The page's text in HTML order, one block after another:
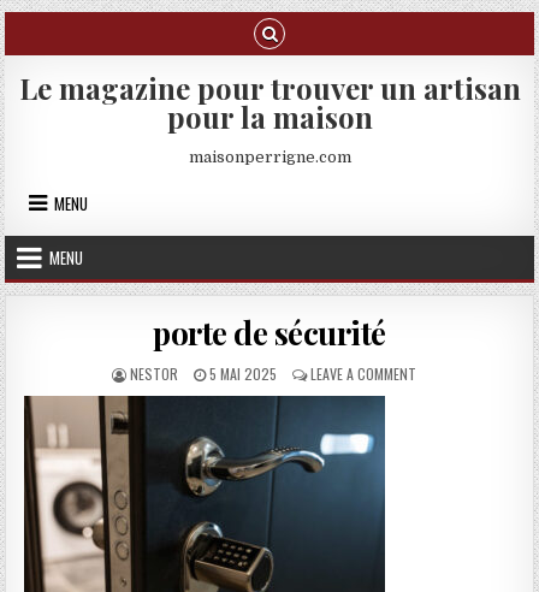
Skip to content
Le magazine pour trouver un artisan
pour la maison
maisonperrigne.com
MENU
MENU
porte de sécurité
AUTHOR:
NESTOR PUBLISHED DATE:
5 MAI 2025 LEAVE A COMMENTON PORTE DE